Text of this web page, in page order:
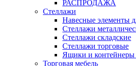
РАСПРОДАЖА
Стеллажи
Навесные элементы
Стеллажи
Стеллажи складские
Стеллажи торговые
Ящики и контейнеры
Торговая мебель